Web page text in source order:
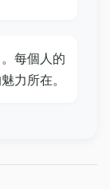
每個人的
力所在。